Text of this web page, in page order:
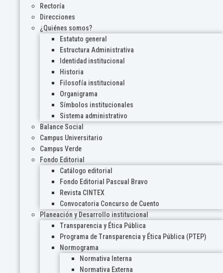
Rectoría
Direcciones
¿Quiénes somos?
Estatuto general
Estructura Administrativa
Identidad institucional
Historia
Filosofía institucional
Organigrama
Símbolos institucionales
Sistema administrativo
Balance Social
Campus Universitario
Campus Verde
Fondo Editorial
Catálogo editorial
Fondo Editorial Pascual Bravo
Revista CINTEX
Convocatoria Concurso de Cuento
Planeación y Desarrollo institucional
Transparencia y Ética Pública
Programa de Transparencia y Ética Pública (PTEP)
Normograma
Normativa Interna
Normativa Externa